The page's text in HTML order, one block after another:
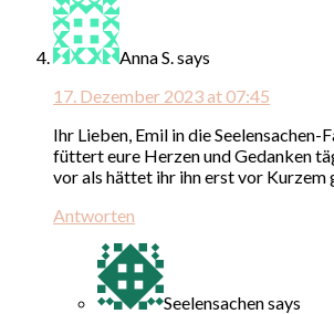
Anna S. says
17. Dezember 2023 at 07:45
Ihr Lieben, Emil in die
füttert eure Herzen und Gedanken
vor als hättet ihr ihn erst vor Kurzem
Antworten
Seelensachensays